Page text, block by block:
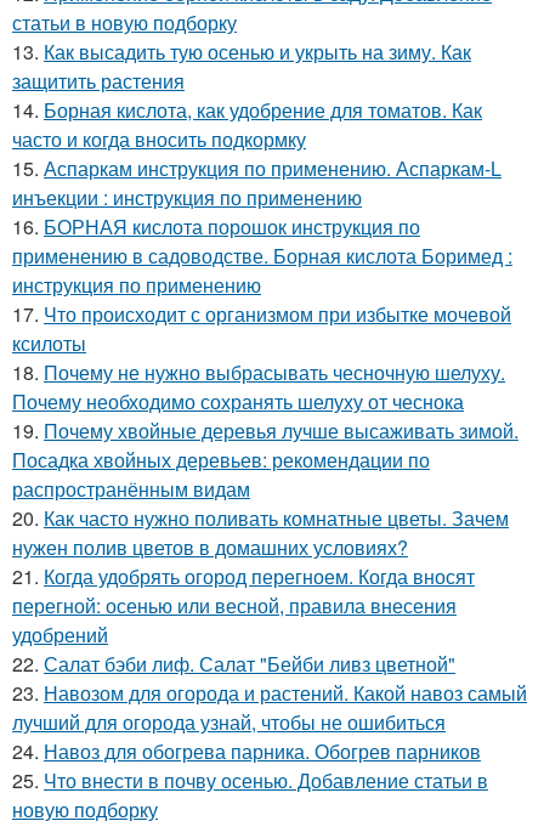
статьи в новую подборку
13. Как высадить тую осенью и укрыть на зиму. Как
защитить растения
14. Борная кислота, как удобрение для томатов. Как
часто и когда вносить подкормку
15. Аспаркам инструкция по применению. Аспаркам-L
инъекции : инструкция по применению
16. БОРНАЯ кислота порошок инструкция по
применению в садоводстве. Борная кислота Боримед :
инструкция по применению
17. Что происходит с организмом при избытке мочевой
ксилоты
18. Почему не нужно выбрасывать чесночную шелуху.
Почему необходимо сохранять шелуху от чеснока
19. Почему хвойные деревья лучше высаживать зимой.
Посадка хвойных деревьев: рекомендации по
распространённым видам
20. Как часто нужно поливать комнатные цветы. Зачем
нужен полив цветов в домашних условиях?
21. Когда удобрять огород перегноем. Когда вносят
перегной: осенью или весной, правила внесения
удобрений
22. Салат бэби лиф. Салат "Бейби ливз цветной"
23. Навозом для огорода и растений. Какой навоз самый
лучший для огорода узнай, чтобы не ошибиться
24. Навоз для обогрева парника. Обогрев парников
25. Что внести в почву осенью. Добавление статьи в
новую подборку